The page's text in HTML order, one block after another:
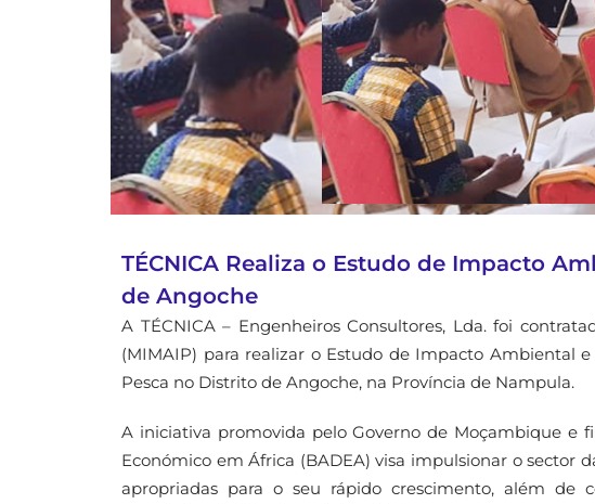
TÉCNICA Realiza o Estudo de Impacto
de Angoche
A TÉCNICA – Engenheiros Consultores, Lda. foi
(MIMAIP) para realizar o Estudo de Impacto Ambiental
Pesca no Distrito de Angoche, na Província de Nampula.
A iniciativa promovida pelo Governo de Moçambique e
Económico em África (BADEA) visa impulsionar o sector
apropriadas para o seu rápido crescimento, além de